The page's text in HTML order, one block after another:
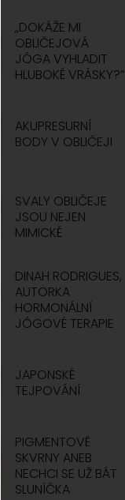
„DOKÁŽE MI
OBLIČEJOVÁ
JÓGA VYHLADIT
HLUBOKÉ VRÁSKY?”
AKUPRESURNÍ
BODY V OBLIČEJI
SVALY OBLIČEJE
JSOU NEJEN
MIMICKÉ
DINAH RODRIGUES,
AUTORKA
HORMONÁLNÍ
JÓGOVÉ TERAPIE
JAPONSKÉ
TEJPOVÁNÍ
PIGMENTOVÉ
SKVRNY ANEB
NECHCI SE UŽ BÁT
SLUNÍČKA